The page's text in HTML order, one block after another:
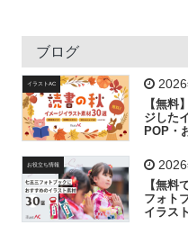
吹き出し
飛行機 グラフ ビル 魚
歩く 工場 会社 太陽
子供 作業員 葉 相談
ブログ
イラストAC
【無料
ジした
POP・
お役立ち情報
【無料
フォト
イラス